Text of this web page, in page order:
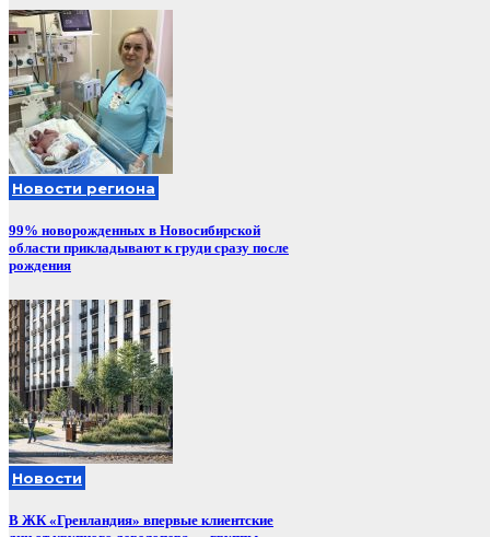
Новости региона
99% новорожденных в Новосибирской
области прикладывают к груди сразу после
рождения
Новости
В ЖК «Гренландия» впервые клиентские